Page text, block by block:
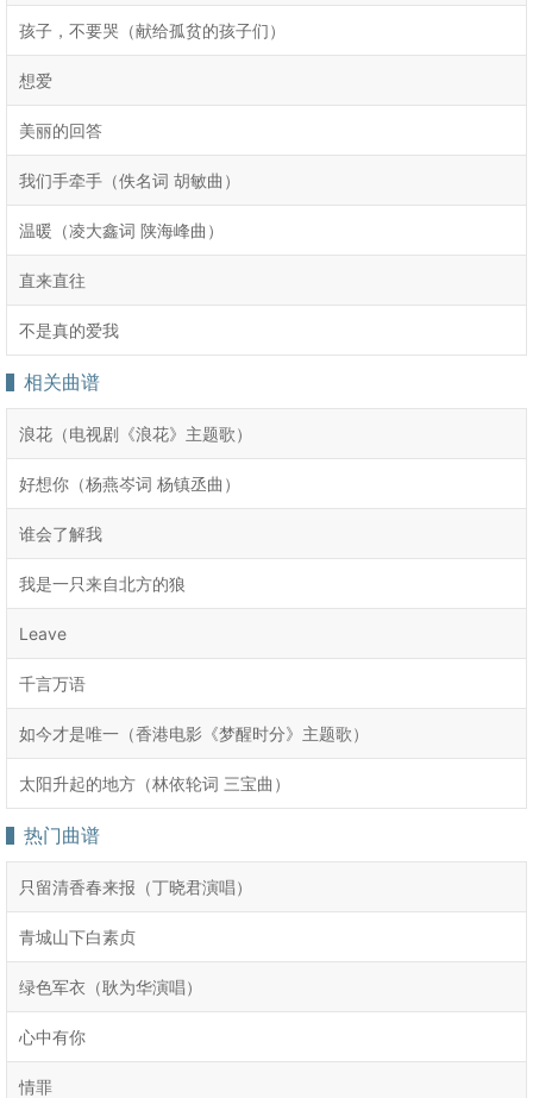
孩子，不要哭（献给孤贫的孩子们）
想爱
美丽的回答
我们手牵手（佚名词 胡敏曲）
温暖（凌大鑫词 陕海峰曲）
直来直往
不是真的爱我
相关曲谱
浪花（电视剧《浪花》主题歌）
好想你（杨燕岑词 杨镇丞曲）
谁会了解我
我是一只来自北方的狼
Leave
千言万语
如今才是唯一（香港电影《梦醒时分》主题歌）
太阳升起的地方（林依轮词 三宝曲）
热门曲谱
只留清香春来报（丁晓君演唱）
青城山下白素贞
绿色军衣（耿为华演唱）
心中有你
情罪